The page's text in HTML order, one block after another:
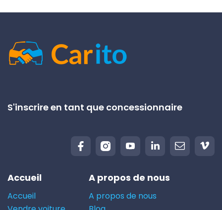
S'inscrire en tant que concessionnaire
Accueil
Accueil
A propos de nous
A propos de nous